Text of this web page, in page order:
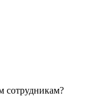
сотрудникам?